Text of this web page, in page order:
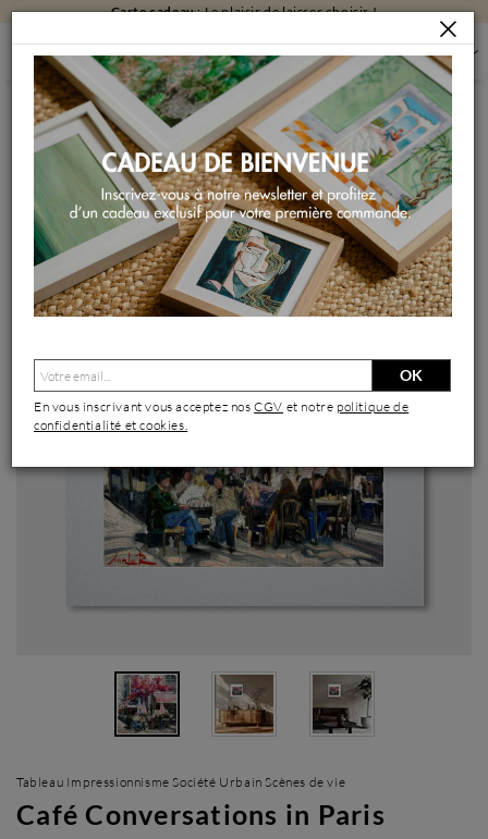
Carte cadeau: Le plaisir de laisser choisir !
PEINTURES PEINTURES PAR FORMAT
PEINTURES PETIT FORMAT
CAFÉ CONVERSATIONS IN PARIS
Peinture Café Conversations in Paris par Xanlar | Tableau
Impressionnisme Société Urbain Scènes de vie Huile
Tableau Impressionnisme Société Urbain Scènes de vie
Café Conversations in Paris
OK
En vous inscrivant vous acceptez nosCGV et notre politique de
confidentialité et cookies.